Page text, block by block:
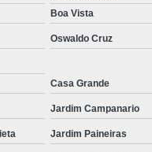
Boa Vista
Oswaldo Cruz
Casa Grande
Jardim Campanario
Jardim Paineiras